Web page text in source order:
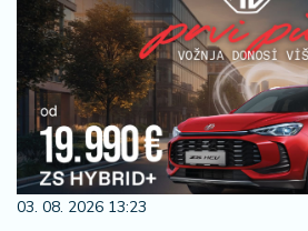
03. 08. 2026 13:23